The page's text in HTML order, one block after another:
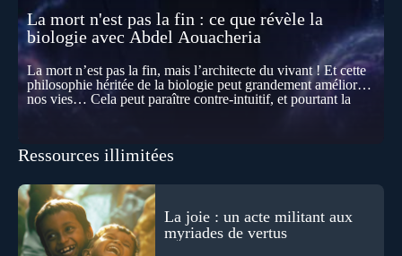
La mort n'est pas la fin : ce que révèle la
biologie avec Abdel Aouacheria
La mort n’est pas la fin, mais l’architecte du vivant ! Et cette
philosophie héritée de la biologie peut grandement améliorer
nos vies… Cela peut paraître contre-intuitif, et pourtant la
se construisent grâce à des milliers de morts cellulaires
effacements nécessaires façonnent la vie elle-même. À toutes
les échelles, la mort apparaît moins comme une rupture que
comme une logique active du vivant. Alors, la biologie peut-
elle transformer notre manière de penser la mort ? Existe-t-il
des ponts avec nos intuitions métaphysiques sur le cycle de
Ressources illimitées
La joie : un acte militant aux
myriades de vertus